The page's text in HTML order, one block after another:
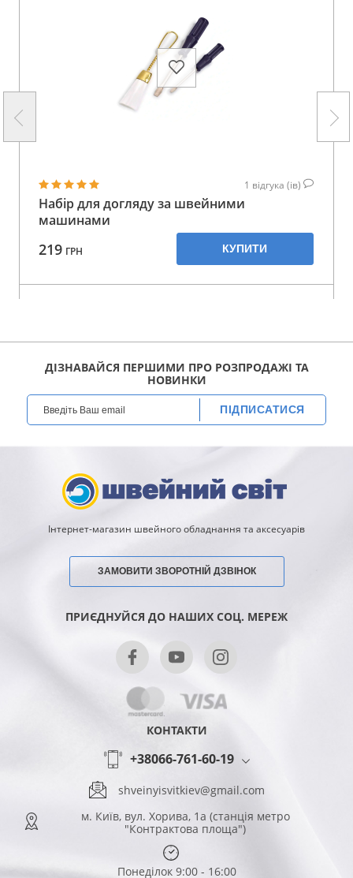
1 відгука (ів)
Набір для догляду за швейними
машинами
219 ГРН КУПИТИ
ДІЗНАВАЙСЯ ПЕРШИМИ ПРО РОЗПРОДАЖІ ТА
НОВИНКИ
ПІДПИСАТИСЯ
Інтернет-магазин швейного обладнання та аксесуарів
ЗАМОВИТИ ЗВОРОТНІЙ ДЗВІНОК
ПРИЄДНУЙСЯ ДО НАШИХ СОЦ. МЕРЕЖ
КОНТАКТИ
+38066-761-60-19
shveinyisvitkiev@gmail.com
м. Київ, вул. Хорива, 1а (станція метро
"Контрактова площа")
Понеділок 9:00 - 16:00